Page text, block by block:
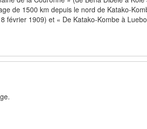
de 1500 km depuis le nord de Katako-
février 1909) et « De Katako-Kombe à